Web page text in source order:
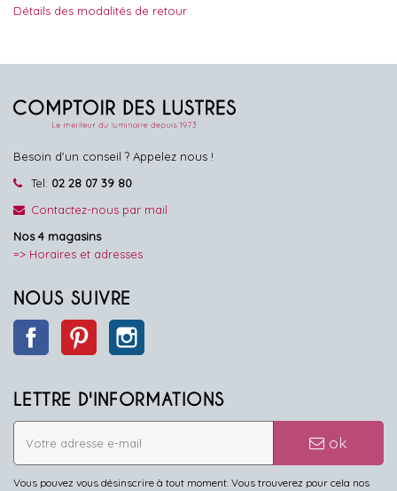
Détails des modalités de retour
Besoin d'un conseil ? Appelez nous !
Tel: 02 28 07 39 80
Contactez-nous par mail
Nos 4 magasins
=> Horaires et adresses
NOUS SUIVRE
Facebook Pinterest
LETTRE D'INFORMATIONS
ok
Vous pouvez vous désinscrire à tout moment. Vous trouverez pour cela nos